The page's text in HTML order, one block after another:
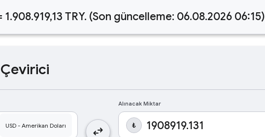
1.908.919,13 TRY. (Son güncelleme: 06.08.2026 06:15)
swap_horiz
Alınacak Miktar
₺